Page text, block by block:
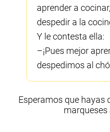
aprender a
despedir a la
Y le contesta ella:
–¡Pues mejor
despedimos al
Esperamos que hayas
marqueses